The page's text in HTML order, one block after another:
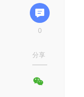
0
分享